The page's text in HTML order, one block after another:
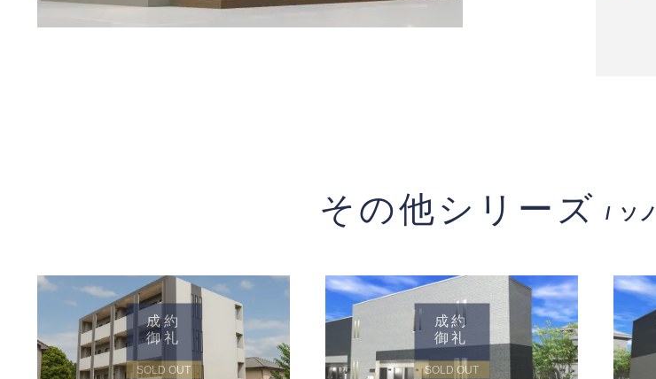
その他シリーズ / ソ
成約
御礼
SOLD OUT
成約
御礼
SOLD OUT